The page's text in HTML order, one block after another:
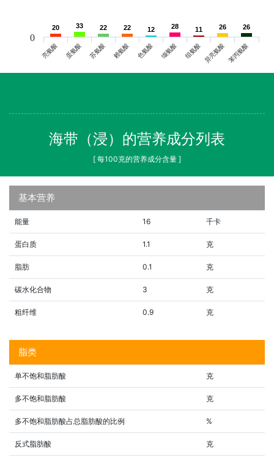
20
20 33
33 22
22 22
22 12
12 28
28 11
11 26
26 26
26
亮氨酸 蛋氨酸 苏氨酸 赖氨酸 色氨酸 缬氨酸 组氨酸 异亮氨酸苯丙氨酸
0
海带（浸）的营养成分列表
[ 每100克的营养成分含量 ]
基本营养
能量 16 千卡
蛋白质 1.1 克
脂肪 0.1 克
碳水化合物 3 克
粗纤维 0.9 克
脂类
单不饱和脂肪酸 克
多不饱和脂肪酸 克
多不饱和脂肪酸占总脂肪酸的比例 %
反式脂肪酸 克